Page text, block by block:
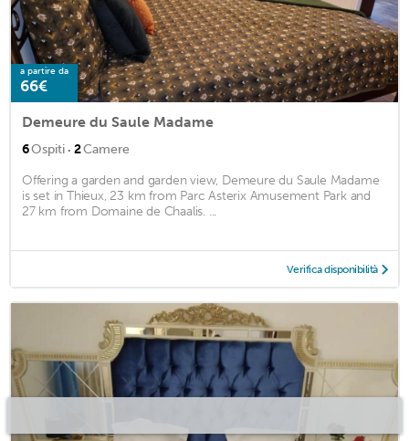
a partire da
66€
Demeure du Saule Madame
6Ospiti · 2Camere
Offering a garden and garden view, Demeure du Saule Madame
is set in Thieux, 23 km from Parc Asterix Amusement Park and
27 km from Domaine de Chaalis. ...
Verifica disponibilità